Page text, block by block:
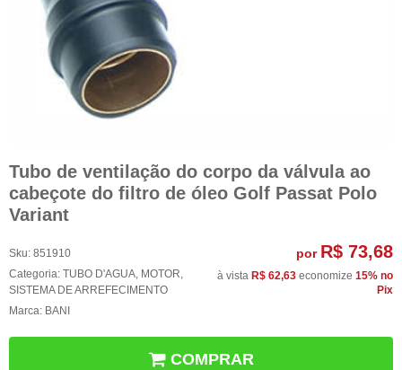
Tubo de ventilação do corpo da válvula ao
cabeçote do filtro de óleo Golf Passat Polo
Variant
Sku: 851910
Categoria: TUBO D'AGUA, MOTOR,
SISTEMA DE ARREFECIMENTO
Marca: BANI
por R$ 73,68
à vista R$ 62,63 economize 15% no
Pix
COMPRAR